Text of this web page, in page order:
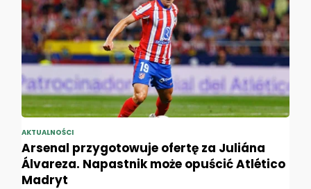
AKTUALNOŚCI
Arsenal przygotowuje ofertę za Juliána
Álvareza. Napastnik może opuścić Atlético
Madryt